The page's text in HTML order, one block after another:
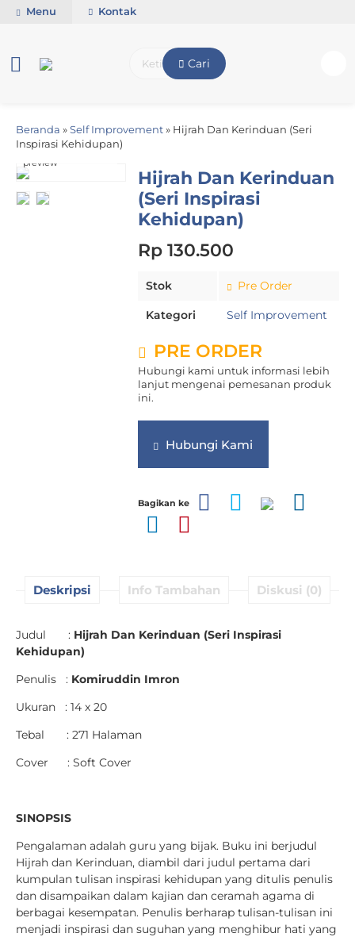
Menu Kontak
Cari
Beranda » Self Improvement » Hijrah Dan Kerinduan (Seri
Inspirasi Kehidupan)
click image to
preview
Hijrah Dan Kerinduan
(Seri Inspirasi
Kehidupan)
Rp 130.500
Stok Pre Order
Kategori Self Improvement
PRE ORDER
Hubungi kami untuk informasi lebih
lanjut mengenai pemesanan produk
ini.
Hubungi Kami
Bagikan ke
Deskripsi Info Tambahan Diskusi (0)
Judul : Hijrah Dan Kerinduan (Seri Inspirasi
Kehidupan)
Penulis : Komiruddin Imron
Ukuran : 14 x 20
Tebal : 271 Halaman
Cover : Soft Cover
SINOPSIS
Pengalaman adalah guru yang bijak. Buku ini berjudul
Hijrah dan Kerinduan, diambil dari judul pertama dari
kumpulan tulisan inspirasi kehidupan yang ditulis penulis
dan disampaikan dalam kajian dan ceramah agama di
berbagai kesempatan. Penulis berharap tulisan-tulisan ini
menjadi inspirasi dan suguhan yang menghibur hati yang